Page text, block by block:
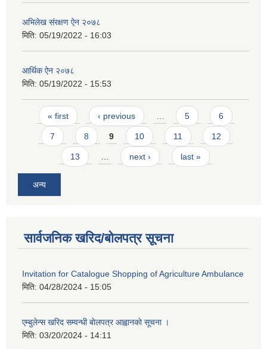
अभिलेख स‌ंरक्षण ऐन २०७८
मिति: 05/19/2022 - 16:03
आर्थिक ऐन २०७८
मिति: 05/19/2022 - 15:53
Pages
« first ‹ previous … 5 6
7 8 9 10 11 12
13 … next › last »
अन्य
सार्वजनिक खरिद/बोलपत्र सूचना
Invitation for Catalogue Shopping of Agriculture Ambulance
मिति: 04/28/2024 - 15:05
एम्बुलेन्स खरिद सम्वन्धी बाेलपत्र आह्वानकाे सूचना ।
मिति: 03/20/2024 - 14:11